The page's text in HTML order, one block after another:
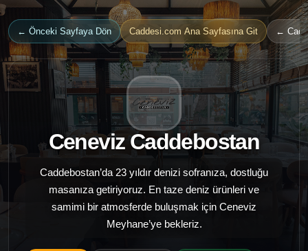
← Önceki Sayfaya Dön Caddesi.com Ana Sayfasına Git ←
Ceneviz Caddebostan
Caddebostan’da 23 yıldır denizi sofranıza, dostluğu
masanıza getiriyoruz. En taze deniz ürünleri ve
samimi bir atmosferde buluşmak için Ceneviz
Meyhane’ye bekleriz.